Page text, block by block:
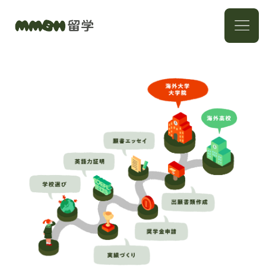
TOEFL/IELTS点数の壁
突破
エッセイコンサルティ
ング